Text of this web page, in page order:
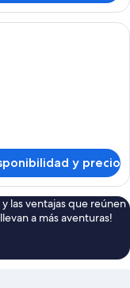
de hotel con dos camas,
y precio
las ventajas que reúnen
a más aventuras!